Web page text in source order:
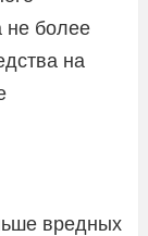
не более
на
вредных